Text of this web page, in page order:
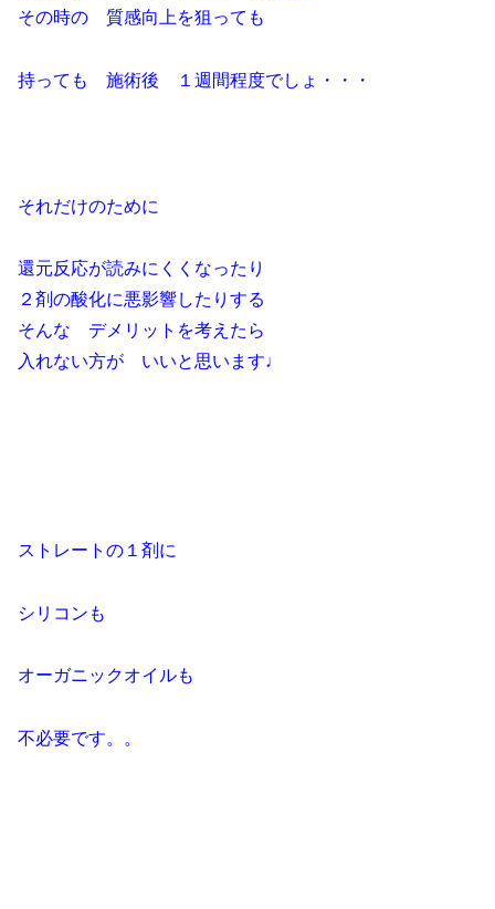
その時の 質感向上を狙っても
持っても 施術後 １週間程度でしょ・・・
それだけのために
還元反応が読みにくくなったり
２剤の酸化に悪影響したりする
そんな デメリットを考えたら
入れない方が いいと思います♩
ストレートの１剤に
シリコンも
オーガニックオイルも
不必要です。。